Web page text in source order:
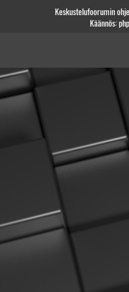
Keskustelufoorumin
Käännös: